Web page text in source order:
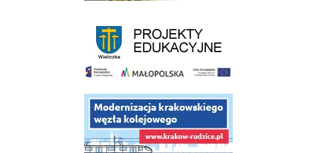
link do opisu projektu budowy linii kolejowej Krakow Rudzice